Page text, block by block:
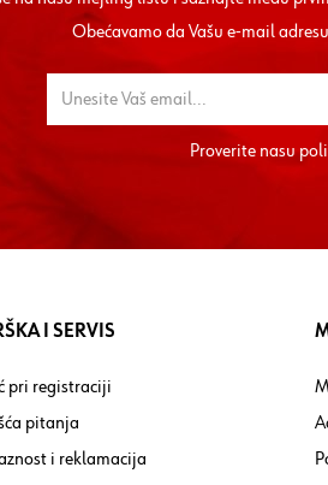
Obećavamo da Vašu e-mail
Proverite nasu
I SERVIS
pri registraciji
pitanja
i reklamacija